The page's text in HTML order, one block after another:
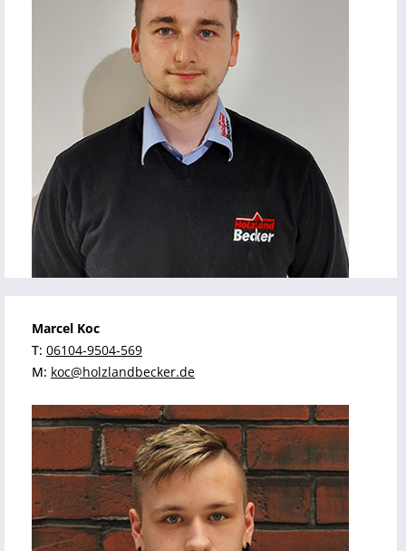
Marcel Koc
T: 06104-9504-569
M: koc@holzlandbecker.de